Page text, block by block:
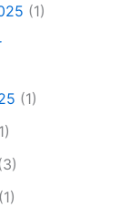
(1)
(1)
(1)